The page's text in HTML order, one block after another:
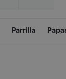
Parrilla